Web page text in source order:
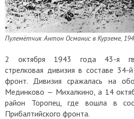
Пулемётчик Антон Османис в Курземе,
2 октября 1943 года 43-я
стрелковая дивизия в составе 34-
фронт. Дивизия сражалась на
Мединково — Михалкино, а 14
район Торопец, где вошла в
Прибалтийского фронта.